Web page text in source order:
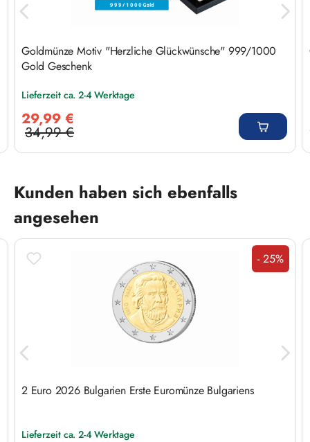
Goldmünze Motiv "Herzliche Glückwünsche" 999/1000
Gold Geschenk
Lieferzeit ca. 2-4 Werktage
29,99 €
Regulärer Preis:
34,99 €
Produktgalerie überspringen
Kunden haben sich ebenfalls
angesehen
Rabatt
- 25%
2 Euro 2026 Bulgarien Erste Euromünze Bulgariens
Lieferzeit ca. 2-4 Werktage